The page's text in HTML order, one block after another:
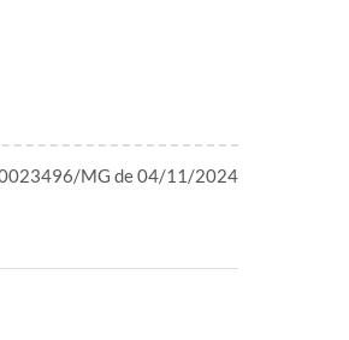
0023496/MG de 04/11/2024